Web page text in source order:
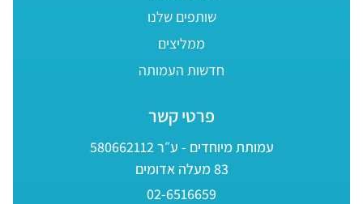
שותפים שלנו
ממליצים
חדשות העמותה
פרטי קשר
עמותת מיוחדים - ע״ר 580662112
83 מעלה אדומים
02-6516659